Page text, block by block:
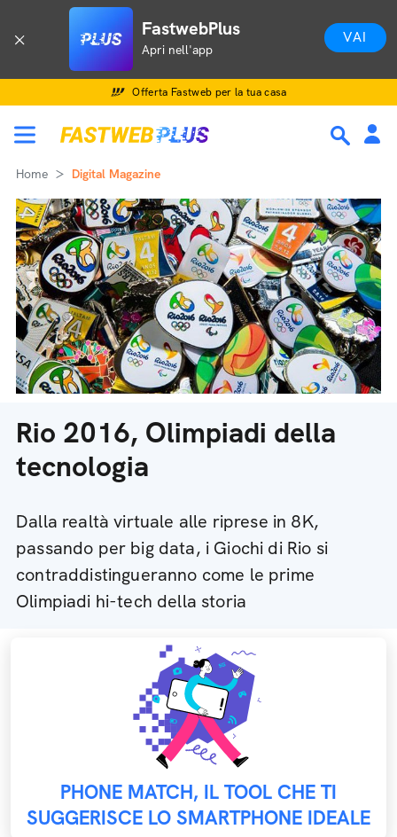
FastwebPlus
Apri nell'app
VAI
Offerta Fastweb per la tua casa
Home Digital Magazine
Rio 2016, Olimpiadi della
tecnologia
Dalla realtà virtuale alle riprese in 8K,
passando per big data, i Giochi di Rio si
contraddistingueranno come le prime
Olimpiadi hi-tech della storia
PHONE MATCH, IL TOOL CHE TI
SUGGERISCE LO SMARTPHONE IDEALE